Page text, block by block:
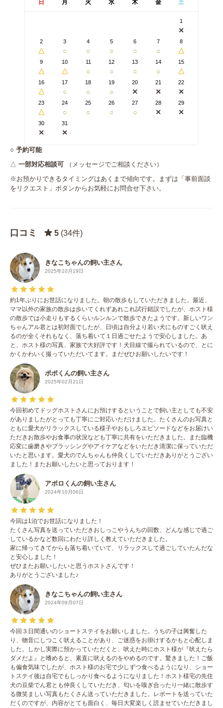
日 月 火 水 木 金 土
1
✕
2
△
3
○
4
○
5
○
6
○
7
○
8
△
9
△
10
△
11
○
12
○
13
○
14
○
15
△
16
△
17
○
18
○
19
○
20
✕
21
✕
22
✕
23
△
24
○
25
○
26
○
27
○
28
✕
29
✕
30
✕
31
✕
○ 予約可能
△ 一部対応相談可
（メッセージでご相談ください）
※お預かりできるタイミングはあくまで傾向です。まずは「事前面談
をリクエスト」ボタンからお気軽にお問合せ下さい。
口コミ 5 (34件)
きなこちゃんの飼い主さん
2025年10月19日
約1年ぶりにお世話になりました。朝の散歩もしていただきました。最近、
ママ以外の家族の散歩は歩いてくれずあれこれ試行錯誤でしたが、ホスト様
の散歩では小走りもするくらいルンルンで散歩できたようです。新しいワン
ちゃんアル君とは初対面でしたが、日頃は自分より若い犬にものすごく吠え
るのが全くそれもなく、落ち着いて１日過ごせたようで安心しました。あ
と、ホスト様の写真、家族で大好評です！犬目線で撮られているので、とに
かくかわいく撮っていただいてます。まだぜひお願いしたいです！
ポポくんの飼い主さん
2025年02月21日
今回初めてドッグホストさんにお預けするということで飼い主としても不安
がありましたがとっても丁寧にご対応いただけました。たくさんのお写真と
ともに愛犬がリラックスしている様子やおもしろエピソードなどをお届けい
ただきお散歩やお食事の状況なども丁寧に共有をいただきました。また臨機
応変に歯磨きやブラッシングやアイケアなどをいただき清潔に保っていただ
いたと思います。愛犬のでんちゃんも仲良くしていただきありがとうござい
ました！またお願いしたいと思っております！
アポロくんの飼い主さん
2024年10月06日
今回は1泊でお世話になりました！
たくさん写真を送っていただきおしっこやうんちの回数、どんな感じで過ご
しているかなど数回にわたり詳しく教えていただきました。
家に帰ってきてからも落ち着いていて、リラックスして過ごしていたんだな
と安心しました！
ぜひまたお願いしたいと思うホストさんです！
ありがとうございました♪
きなこちゃんの飼い主さん
2024年09月07日
今回３日間通いのショートステイをお願いしました。うちの子は興奮した
り、物音にしつこく吠えることがあり、ご迷惑をお掛けするかもと心配しま
した。しかし実際に預かっていただくと、吠えた時にホスト様が『吠えたら
ダメだよ』と嗜めると、素直に吠えるのをやめるのです。驚きました！ご飯
も偏食気味でしたが、ホスト様のお宅で少しずつ食べるようになり、ショー
トステイ後は自宅でもしっかり食べるようになりました！ホスト様宅の先住
犬の豆柴でん君とも仲良くしていただき、匂いを嗅ぎ合ったり一緒に散歩す
る微笑ましい写真もたくさん送っていただきました。レポートを送っていた
だくのですが、内容がとても面白く、毎日大変楽しく読ませていただきまし